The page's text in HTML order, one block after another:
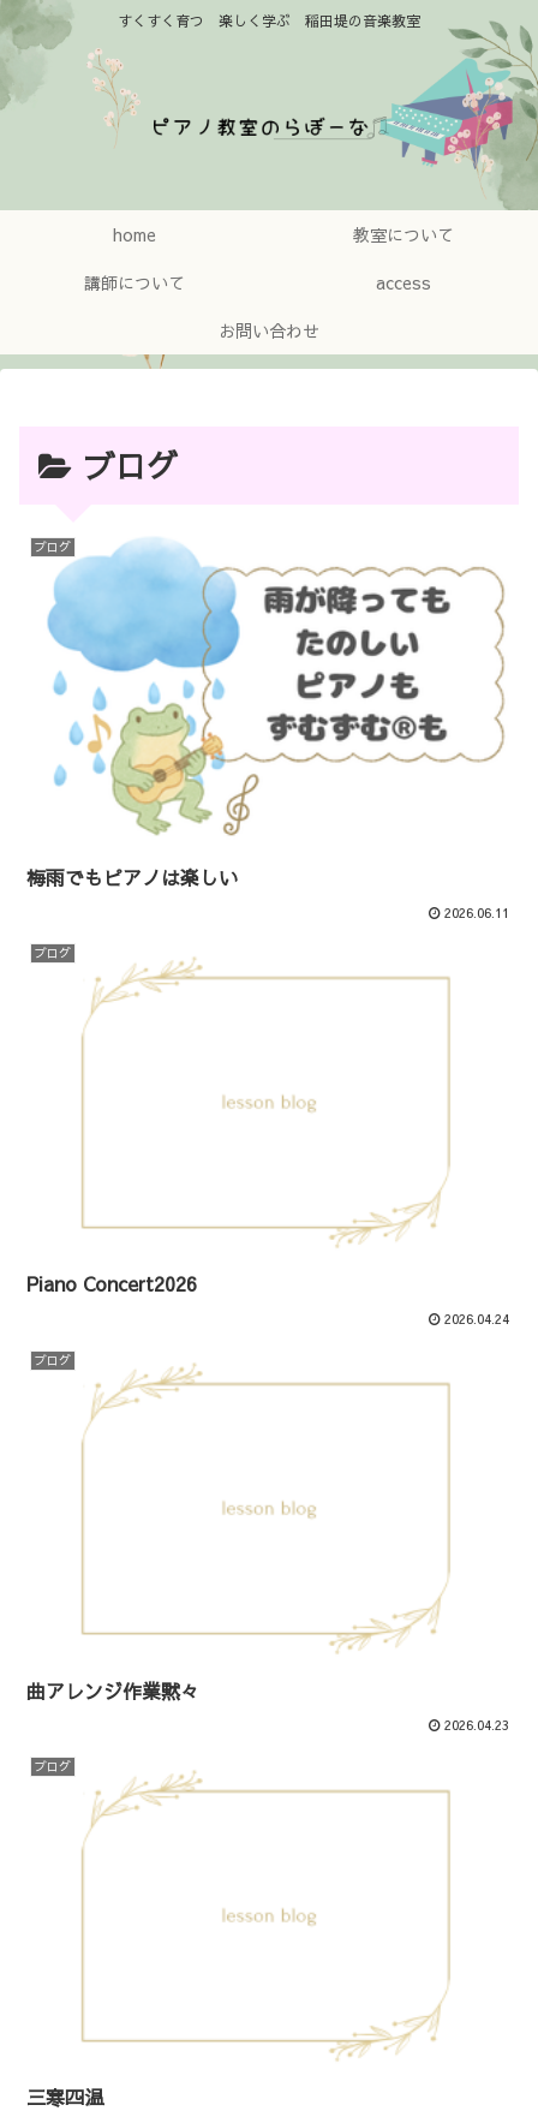
すくすく育つ 楽しく学ぶ 稲田堤の音楽教室
home
教室について
講師について
access
お問い合わせ
ブログ
ブログ
梅雨でもピアノは楽しい
2026.06.11
ブログ
Piano Concert2026
2026.04.24
ブログ
曲アレンジ作業黙々
2026.04.23
ブログ
三寒四温